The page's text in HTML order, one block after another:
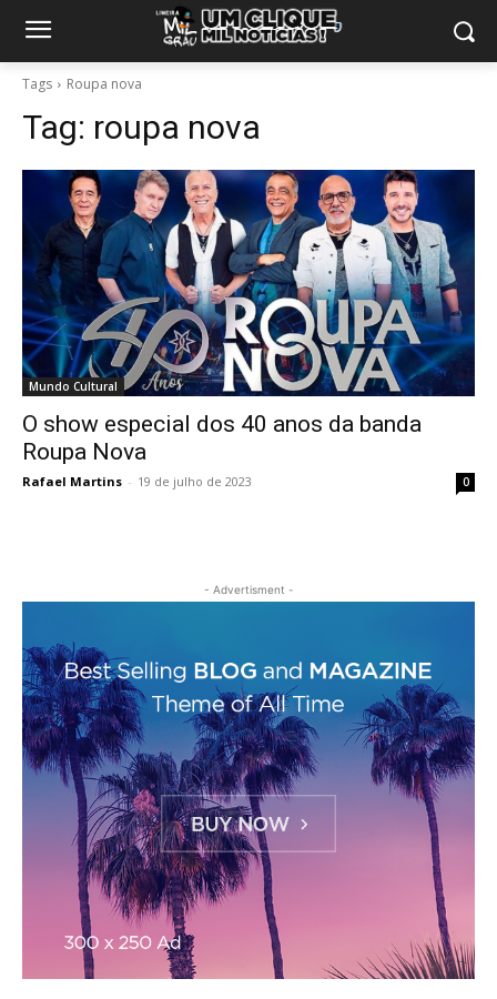
Tags Roupa nova
Tag: roupa nova
Mundo Cultural
O show especial dos 40 anos da banda
Roupa Nova
Rafael Martins - 19 de julho de 2023 0
- Advertisment -